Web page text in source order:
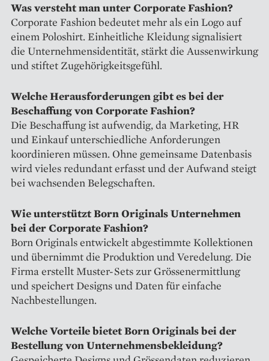
Was versteht man unter Corporate Fashion?
Corporate Fashion bedeutet mehr als ein Logo auf
einem Poloshirt. Einheitliche Kleidung signalisiert
die Unternehmensidentität, stärkt die Aussenwirkung
und stiftet Zugehörigkeitsgefühl.
Welche Herausforderungen gibt es bei der
Beschaffung von Corporate Fashion?
Die Beschaffung ist aufwendig, da Marketing, HR
und Einkauf unterschiedliche Anforderungen
koordinieren müssen. Ohne gemeinsame Datenbasis
wird vieles redundant erfasst und der Aufwand steigt
bei wachsenden Belegschaften.
Wie unterstützt Born Originals Unternehmen
bei der Corporate Fashion?
Born Originals entwickelt abgestimmte Kollektionen
und übernimmt die Produktion und Veredelung. Die
Firma erstellt Muster-Sets zur Grössenermittlung
und speichert Designs und Daten für einfache
Nachbestellungen.
Welche Vorteile bietet Born Originals bei der
Bestellung von Unternehmensbekleidung?